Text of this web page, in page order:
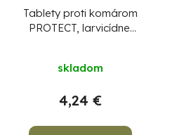
Tablety proti komárom
PROTECT, larvicídne,
skladom
4,24 €